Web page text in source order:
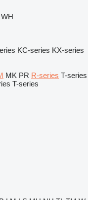
WH
KC-series KX-series
MK PR R-series T-series
T-series